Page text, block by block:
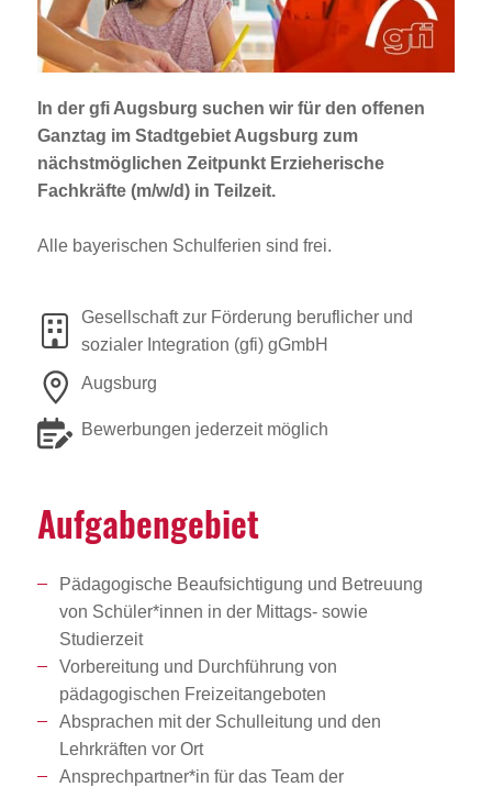
Jobportal
Presse und Medien
bbw e. V.
News Archiv
In der gfi Augsburg suchen wir für den offenen
Ganztag im Stadtgebiet Augsburg zum
nächstmöglichen Zeitpunkt Erzieherische
Fachkräfte (m/w/d)in Teilzeit.
Alle bayerischen Schulferien sind frei.
Gesellschaft zur Förderung beruflicher und
sozialer Integration (gfi) gGmbH
Augsburg
Bewerbungen jederzeit möglich
Aufga­ben­ge­biet
Pädagogische Beaufsichtigung und Betreuung
von Schüler*innen in der Mittags- sowie
Studierzeit
Vorbereitung und Durchführung von
pädagogischen Freizeitangeboten
Absprachen mit der Schulleitung und den
Lehrkräften vor Ort
Ansprechpartner*in für das Team der